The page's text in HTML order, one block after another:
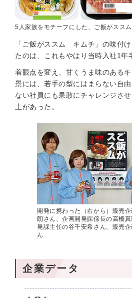
5人家族をモチーフにした、ご飯がスス
「ご飯がススム キムチ」の味付
たのは、これもやはり当時入社1年
着眼点を変え、甘くうま味のある
景には、若手の型にはまらない自
ない社員にも果敢にチャレンジさ
土があった。
開発に携わった（右から）販売
朗さん、企画開発課係長の高橋
発課主任の谷千安希さん、販売
ん
企業データ